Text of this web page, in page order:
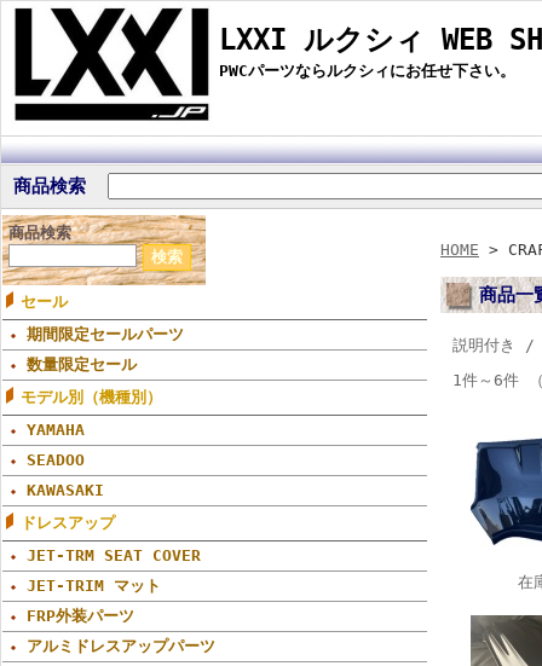
LXXI ルクシィ WEB
PWCパーツならルクシィにお任せ下さい。
商品検索
商品検索
セール
期間限定セールパーツ
数量限定セール
モデル別（機種別）
YAMAHA
SEADOO
KAWASAKI
ドレスアップ
JET-TRM SEAT COVER
JET-TRIM マット
FRP外装パーツ
アルミドレスアップパーツ
HOME >
商品一
説明付き
1件～6件
在